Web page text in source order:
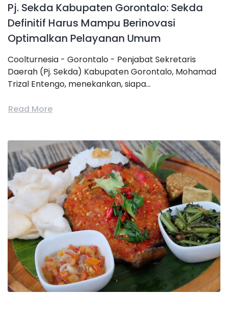
Pj. Sekda Kabupaten Gorontalo: Sekda
Definitif Harus Mampu Berinovasi
Optimalkan Pelayanan Umum
Coolturnesia - Gorontalo - Penjabat Sekretaris
Daerah (Pj. Sekda) Kabupaten Gorontalo, Mohamad
Trizal Entengo, menekankan, siapa...
Read More